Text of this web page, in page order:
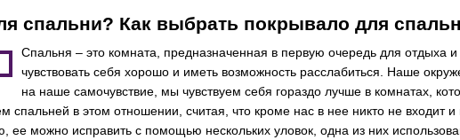
спальни? Как выбрать покрывало для
Спальня – это комната, предназначенная в первую очередь для отдыха
чувствовать себя хорошо и иметь возможность расслабиться. Наше
на наше самочувствие, мы чувствуем себя гораздо лучше в комнатах,
спальней в этом отношении, считая, что кроме нас в нее никто не входит
ее можно исправить с помощью нескольких уловок, одна из них